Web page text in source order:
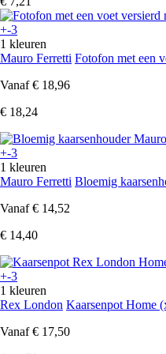
+-3
1 kleuren
Mauro Ferretti Fotofon met een
Vanaf € 18,96
€ 18,24
+-3
1 kleuren
Mauro Ferretti Bloemig
Vanaf € 14,52
€ 14,40
+-3
1 kleuren
Rex London Kaarsenpot Home
Vanaf € 17,50